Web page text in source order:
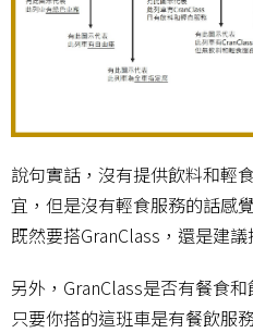
說句實話，沒有提供飲料和輕
宜，但是沒有輕食服務的話感
既然要搭GranClass，還是建
另外，GranClass是否有餐食
只要你搭的這班車是有餐飲服